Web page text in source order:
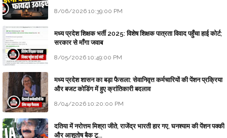
8/06/2026 10:39:00 PM
मध्य प्रदेश शिक्षक भर्ती 2025: विशेष शिक्षक पात्रता विवाद पहुँचा हाई कोर्ट;
सरकार से माँगा जवाब
8/05/2026 10:49:00 PM
मध्य प्रदेश शासन का बड़ा फैसला: सेवानिवृत्त कर्मचारियों की पेंशन प्रक्रिया
और बजट कोडिंग में हुए क्रांतिकारी बदलाव
8/04/2026 10:20:00 PM
दतिया में नरोत्तम मिश्रा जीते, राजेंद्र भारती हार गए, घनश्याम की पेंशन पक्की
और आशुतोष बैक टू...